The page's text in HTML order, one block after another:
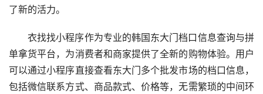
了新的活力。
衣找找小程序作为专业的韩国东大门档口信息查询与拼
单拿货平台，为消费者和商家提供了全新的购物体验。用户
可以通过小程序直接查看东大门多个批发市场的档口信息，
包括微信联系方式、商品款式、价格等，无需繁琐的中间环